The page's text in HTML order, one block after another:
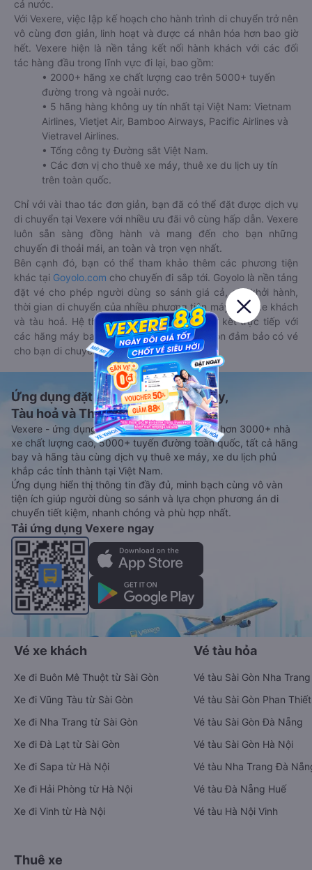
cả nước.
Với Vexere, việc lập kế hoạch cho hành trình di chuyển trở nên
vô cùng đơn giản, linh hoạt và được cá nhân hóa hơn bao giờ
hết. Vexere hiện là nền tảng kết nối hành khách với các đối
tác hàng đầu trong lĩnh vực đi lại, bao gồm:
• 2000+ hãng xe chất lượng cao trên 5000+ tuyến
đường trong và ngoài nước.
• 5 hãng hàng không uy tín nhất tại Việt Nam: Vietnam
Airlines, Vietjet Air, Bamboo Airways, Pacific Airlines và
Vietravel Airlines.
• Tổng công ty Đường sắt Việt Nam.
• Các đơn vị cho thuê xe máy, thuê xe du lịch uy tín
trên toàn quốc.
Chỉ với vài thao tác đơn giản, bạn đã có thể đặt được dịch vụ
di chuyển tại Vexere với nhiều ưu đãi vô cùng hấp dẫn. Vexere
luôn sẵn sàng đồng hành và mang đến cho bạn những
chuyến đi thoải mái, an toàn và trọn vẹn nhất.
Bên cạnh đó, bạn có thể tham khảo thêm các phương tiện
khác tại Goyolo.com cho chuyến đi sắp tới. Goyolo là nền tảng
đặt vé cho phép người dùng so sánh giá cả, giờ khởi hành,
thời gian di chuyển của nhiều phương tiện máy bay, xe khách
và tàu hoả. Hệ thống của Goyolo được liên kết trực tiếp với
các hãng máy bay, xe khách và tàu hoả, luôn đảm bảo có vé
cho bạn di chuyển.
Ứng dụng đặt vé Xe khách, Máy bay,
Tàu hoả và Thuê xe
Vexere - ứng dụng đặt vé đa phương tiện với hơn 3000+ nhà
xe chất lượng cao, 5000+ tuyến đường toàn quốc, tất cả hãng
bay và hãng tàu cùng dịch vụ thuê xe máy, xe du lịch phủ
khắp các tỉnh thành tại Việt Nam.
Ứng dụng hiển thị thông tin đầy đủ, minh bạch cùng vô vàn
tiện ích giúp người dùng so sánh và lựa chọn phương án di
chuyển tiết kiệm, nhanh chóng và phù hợp nhất.
Tải ứng dụng Vexere ngay
Vé xe khách
Xe đi Buôn Mê Thuột từ Sài Gòn
Xe đi Vũng Tàu từ Sài Gòn
Xe đi Nha Trang từ Sài Gòn
Xe đi Đà Lạt từ Sài Gòn
Xe đi Sapa từ Hà Nội
Xe đi Hải Phòng từ Hà Nội
Xe đi Vinh từ Hà Nội
Vé tàu hỏa
Vé tàu Sài Gòn Nha Trang
Vé tàu Sài Gòn Phan Thiết
Vé tàu Sài Gòn Đà Nẵng
Vé tàu Sài Gòn Hà Nội
Vé tàu Nha Trang Đà
Vé tàu Đà Nẵng Huế
Vé tàu Hà Nội Vinh
Thuê xe